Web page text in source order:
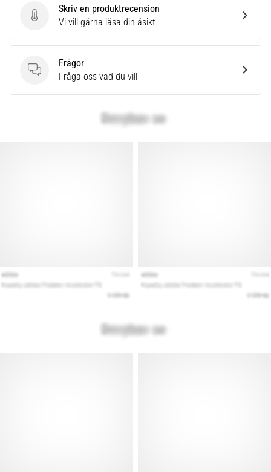
Skriv en produktrecension
Skriv en produktrecension
Vi vill gärna läsa din åsikt
Frågor
Frågor
Fråga oss vad du vill